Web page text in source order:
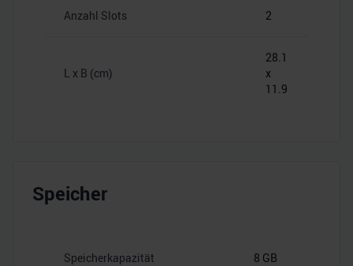
Anzahl Slots 2
L x B (cm)
28.1
x
11.9
Speicher
Speicherkapazität 8 GB